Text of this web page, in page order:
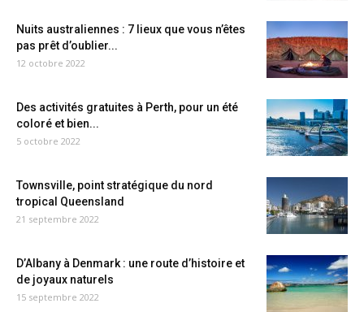
Nuits australiennes : 7 lieux que vous n’êtes
pas prêt d’oublier...
12 octobre 2022
Des activités gratuites à Perth, pour un été
coloré et bien...
5 octobre 2022
Townsville, point stratégique du nord
tropical Queensland
21 septembre 2022
D’Albany à Denmark : une route d’histoire et
de joyaux naturels
15 septembre 2022